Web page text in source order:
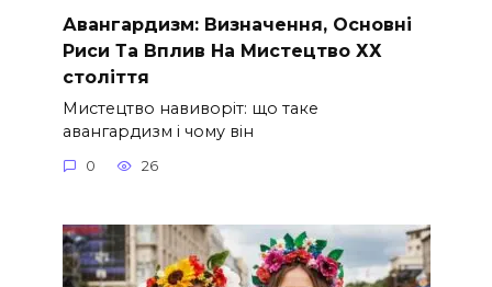
Авангардизм: Визначення, Основні
Риси Та Вплив На Мистецтво ХХ
століття
Мистецтво навиворіт: що таке
авангардизм і чому він
0 26